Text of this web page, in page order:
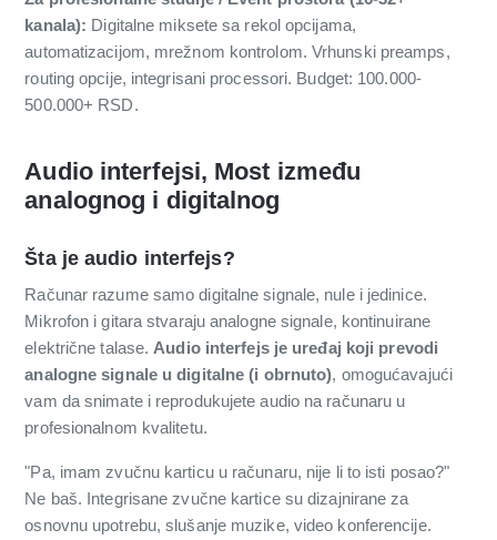
kanala): Digitalne miksete sa rekol opcijama,
automatizacijom, mrežnom kontrolom. Vrhunski preamps,
routing opcije, integrisani processori. Budget: 100.000-
500.000+ RSD.
Audio interfejsi, Most između
analognog i digitalnog
Šta je audio interfejs?
Računar razume samo digitalne signale, nule i jedinice.
Mikrofon i gitara stvaraju analogne signale, kontinuirane
električne talase. Audio interfejs je uređaj koji prevodi
analogne signale u digitalne (i obrnuto), omogućavajući
vam da snimate i reprodukujete audio na računaru u
profesionalnom kvalitetu.
"Pa, imam zvučnu karticu u računaru, nije li to isti posao?"
Ne baš. Integrisane zvučne kartice su dizajnirane za
osnovnu upotrebu, slušanje muzike, video konferencije.